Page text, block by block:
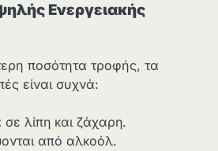
Ενεργειακής
ποσότητα τροφής, τα
είναι συχνά:
σε λίπη και ζάχαρη.
από αλκοόλ.